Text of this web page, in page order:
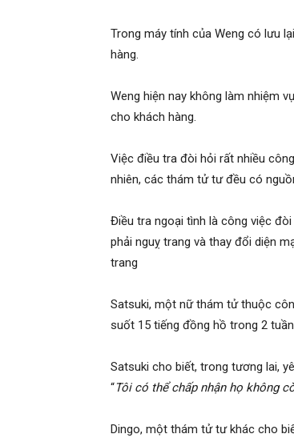
văn
phòng
thám
tử
hải
phòng,
dịch
Trong máy tính của Weng có lưu
hàng.
Weng hiện nay không làm nhiệm
cho khách hàng.
Việc điều tra đòi hỏi rất nhiều
nhiên, các thám tử tư đều có
Điều tra ngoại tình là công việc
phải nguỵ trang và thay đổi diện
trang
Satsuki, một nữ thám tử thuộc
suốt 15 tiếng đồng hồ trong 2
Satsuki cho biết, trong tương lai,
“Tôi có thể chấp nhận họ không
Dingo, một thám tử tư khác cho